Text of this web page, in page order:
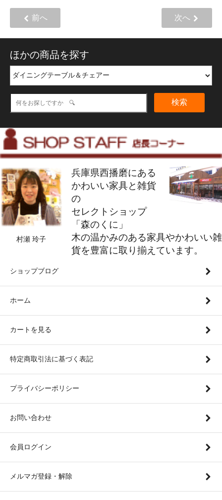
前へ 次へ
ほかの商品を探す
検索
村瀬 玲子
兵庫県西播磨にある
かわいい家具と雑貨
の
セレクトショップ
「森のくに」
木の温かみのある家具やかわいい雑
貨を豊富に取り揃えています。
ショップブログ
ホーム
カートを見る
特定商取引法に基づく表記
プライバシーポリシー
お問い合わせ
会員ログイン
メルマガ登録・解除